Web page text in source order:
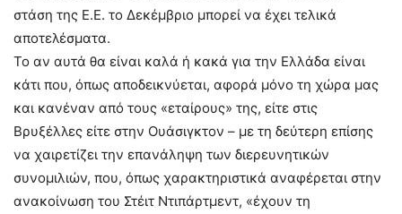
στάση της Ε.Ε. το Δεκέμβριο μπορεί να έχει τελικά
αποτελέσματα.
Το αν αυτά θα είναι καλά ή κακά για την Ελλάδα είναι
κάτι που, όπως αποδεικνύεται, αφορά μόνο τη χώρα μας
και κανέναν από τους «εταίρους» της, είτε στις
Βρυξέλλες είτε στην Ουάσιγκτον – με τη δεύτερη επίσης
να χαιρετίζει την επανάληψη των διερευνητικών
συνομιλιών, που, όπως χαρακτηριστικά αναφέρεται στην
ανακοίνωση του Στέιτ Ντιπάρτμεντ, «έχουν τη